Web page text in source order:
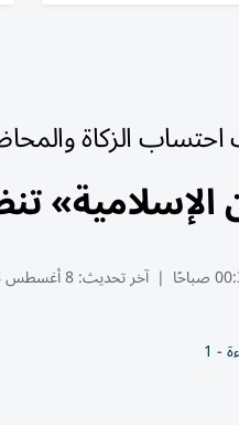
احتساب الزكاة
3 مختبرات ابتكارية لتطوير
| آخر تحديث:8 أغسطس 00:48 2026
- 1